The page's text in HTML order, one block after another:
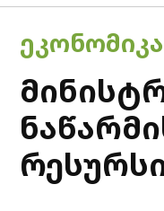
POSTED
IN
ᲔᲙᲝᲜᲝᲛᲘᲙᲐ